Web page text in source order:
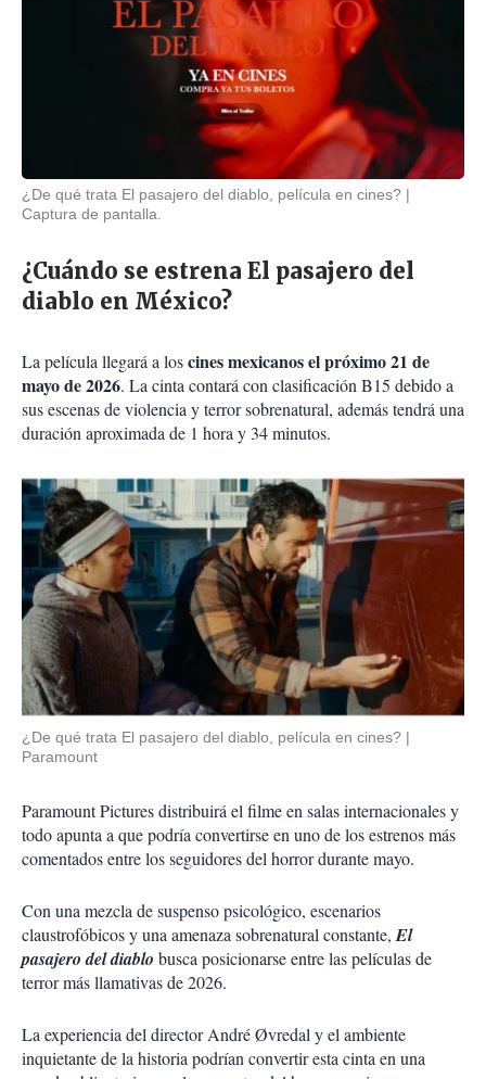
¿De qué trata El pasajero del diablo, película en cines?
Captura de pantalla.
¿Cuándo se estrena El pasajero del
diablo en México?
La película llegará a loscines mexicanos el próximo 21 de
mayo de 2026. La cinta contará con clasificación B15 debido a
sus escenas de violencia y terror sobrenatural, además tendrá una
duración aproximada de 1 hora y 34 minutos.
¿De qué trata El pasajero del diablo, película en cines?
Paramount
Paramount Pictures distribuirá el filme en salas internacionales y
todo apunta a que podría convertirse en uno de los estrenos más
comentados entre los seguidores del horror durante mayo.
Con una mezcla de suspenso psicológico, escenarios
claustrofóbicos y una amenaza sobrenatural constante, El
pasajero del diablo busca posicionarse entre las películas de
terror más llamativas de 2026.
La experiencia del director André Øvredal y el ambiente
inquietante de la historia podrían convertir esta cinta en una